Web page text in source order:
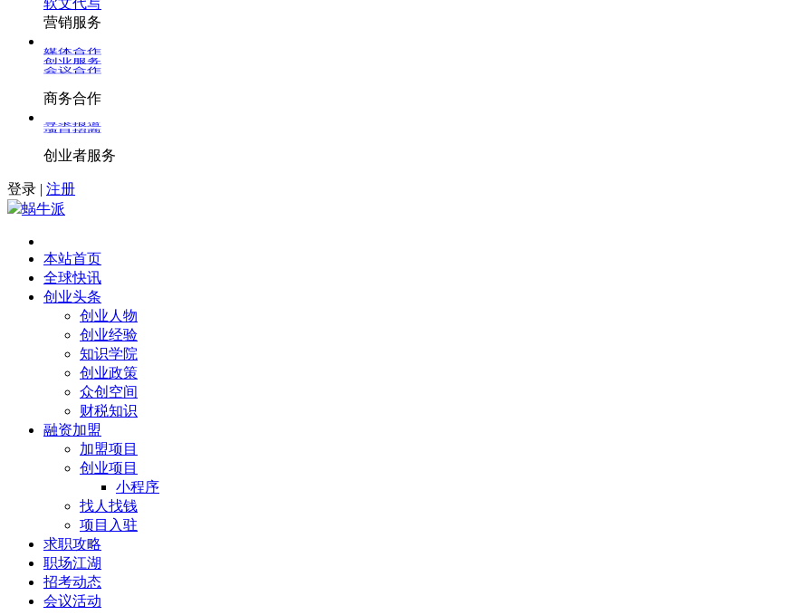
软文代写
营销服务
媒体合作
创业服务
会议合作
商务合作
寻求报道
项目招商
创业者服务
登录 | 注册
蜗牛派
本站首页
全球快讯
创业头条
创业人物
创业经验
知识学院
创业政策
众创空间
财税知识
融资加盟
加盟项目
创业项目
小程序
找人找钱
项目入驻
求职攻略
职场江湖
招考动态
会议活动